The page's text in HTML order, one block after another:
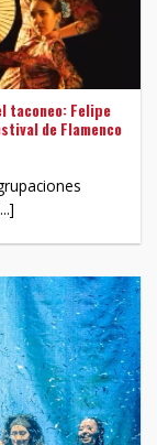
taconeo: Felipe
de Flamenco